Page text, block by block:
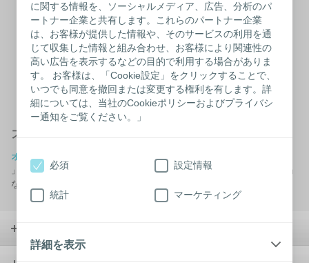
に関する情報を、ソーシャルメディア、広告、分析のパ
ートナー企業と共有します。これらのパートナー企業
は、お客様が提供した情報や、そのサービスの利用を通
じて収集した情報と組み合わせ、お客様により関連性の
高い広告を表示するなどの目的で利用する場合がありま
す。 お客様は、「Cookie設定」をクリックすることで、
いつでも同意を撤回または変更する権利を有します。詳
細については、当社のCookieポリシーおよびプライバシ
ー通知をご覧ください。」
必須 設定情報
統計 マーケティング
詳細を表示
貼付する際、継続的にストーマから排泄がある場合は、皮膚を乾
いた状態に保つのが難しいこともあります。その場合、交換中は
ストーマの周囲を小さなガーゼでくるんでおいて排泄物を吸い取
りましょう。
外出する際は水が利用できない状況に備えて、小さめの水筒に水
を入れて持ち歩くと良いでしょう。おしりふきの使用も可能で
す。
オストメイト対応トイレ
オストメイト
」、汚れた腹部を洗うことができるお湯の出る「シャワー付水栓金具」
などを設けた